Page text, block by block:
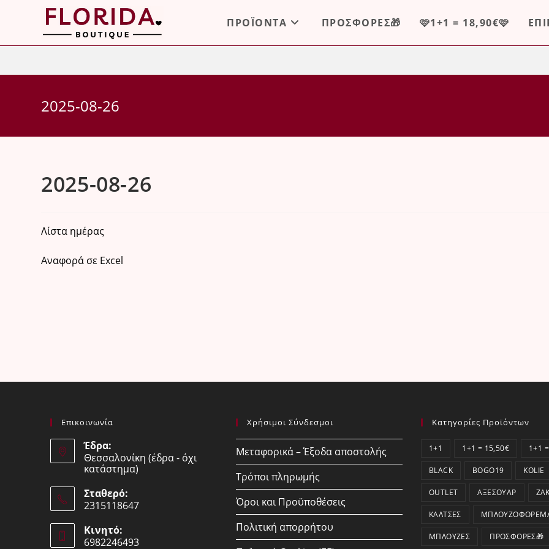
ΠΡΟΪΟΝΤΑ ΠΡΟΣΦΟΡΕΣ🎁 🩷1+1 = 18,90€🩷
2025-08-26
2025-08-26
Λίστα ημέρας
Αναφορά σε Excel
Επικοινωνία
Έδρα:
Θεσσαλονίκη (έδρα - όχι
κατάστημα)
Σταθερό:
2315118647
in
Κινητό:
6982246493
Χρήσιμοι Σύνδεσμοι
Μεταφορικά – Έξοδα αποστολής
Τρόποι πληρωμής
Όροι και Προϋποθέσεις
Πολιτική απορρήτου
Κατηγορίες Προϊόντων
1+1 1+1 = 15,50€ 1+1
BLACK BOGO19 KOLIE
OUTLET ΑΞΕΣΟΥΆΡ
ΚΆΛΤΣΕΣ
ΜΠΛΟΎΖΕΣ ΠΡΟΣΦΟΡΕΣ🎁